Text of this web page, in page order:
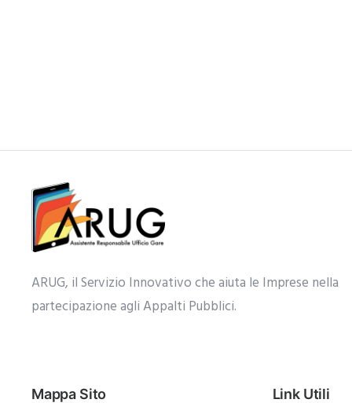
ARUG, il Servizio Innovativo che aiuta le Imprese nella
partecipazione agli Appalti Pubblici.​
Mappa Sito Link Utili